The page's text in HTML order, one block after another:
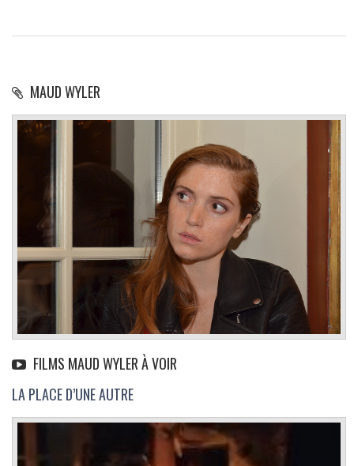
MAUD WYLER
FILMS MAUD WYLER À VOIR
LA PLACE D’UNE AUTRE